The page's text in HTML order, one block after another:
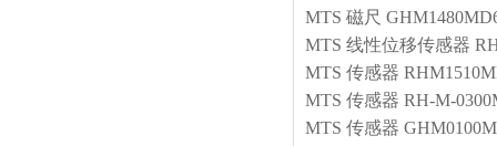
MTS 磁尺
MTS 线性位移传感器
MTS 传感器
MTS 传感器 RH-M-
MTS 传感器